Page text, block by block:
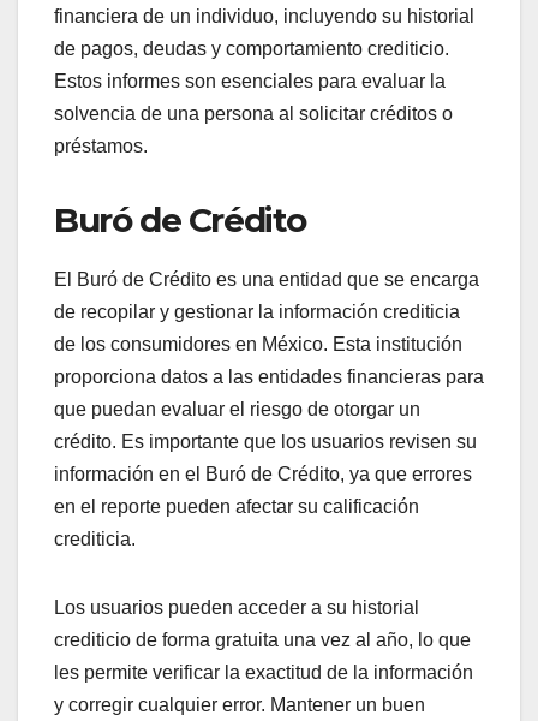
financiera de un individuo, incluyendo su historial
de pagos, deudas y comportamiento crediticio.
Estos informes son esenciales para evaluar la
solvencia de una persona al solicitar créditos o
préstamos.
Buró de Crédito
El Buró de Crédito es una entidad que se encarga
de recopilar y gestionar la información crediticia
de los consumidores en México. Esta institución
proporciona datos a las entidades financieras para
que puedan evaluar el riesgo de otorgar un
crédito. Es importante que los usuarios revisen su
información en el Buró de Crédito, ya que errores
en el reporte pueden afectar su calificación
crediticia.
Los usuarios pueden acceder a su historial
crediticio de forma gratuita una vez al año, lo que
les permite verificar la exactitud de la información
y corregir cualquier error. Mantener un buen